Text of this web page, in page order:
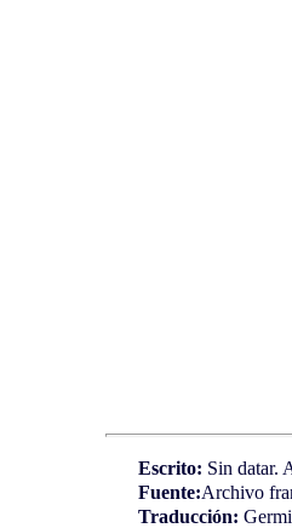
Escrito: Sin datar.
Fuente:Archivo
Traducción: